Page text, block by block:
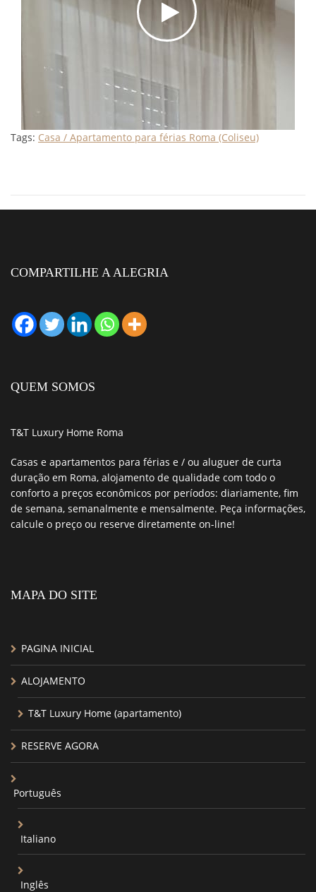
Tags: Casa / Apartamento para férias Roma (Coliseu)
COMPARTILHE A ALEGRIA
QUEM SOMOS
T&T Luxury Home Roma
Casas e apartamentos para férias e / ou aluguer de curta
duração em Roma, alojamento de qualidade com todo o
conforto a preços econômicos por períodos: diariamente, fim
de semana, semanalmente e mensalmente. Peça informações,
calcule o preço ou reserve diretamente on-line!
MAPA DO SITE
PAGINA INICIAL
ALOJAMENTO
T&T Luxury Home (apartamento)
RESERVE AGORA
Português
Italiano
Inglês